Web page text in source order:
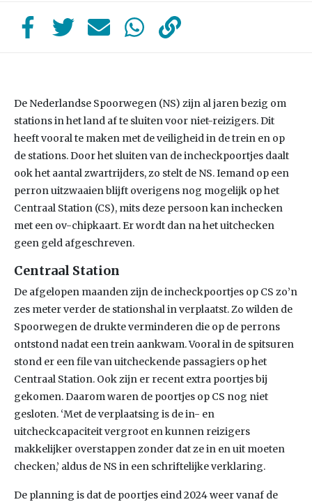
De Nederlandse Spoorwegen (NS) zijn al jaren bezig om
stations in het land af te sluiten voor niet-reizigers. Dit
heeft vooral te maken met de veiligheid in de trein en op
de stations. Door het sluiten van de incheckpoortjes daalt
ook het aantal zwartrijders, zo stelt de NS. Iemand op een
perron uitzwaaien blijft overigens nog mogelijk op het
Centraal Station (CS), mits deze persoon kan inchecken
met een ov-chipkaart. Er wordt dan na het uitchecken
geen geld afgeschreven.
Centraal Station
De afgelopen maanden zijn de incheckpoortjes op CS zo’n
zes meter verder de stationshal in verplaatst. Zo wilden de
Spoorwegen de drukte verminderen die op de perrons
ontstond nadat een trein aankwam. Vooral in de spitsuren
stond er een file van uitcheckende passagiers op het
Centraal Station. Ook zijn er recent extra poortjes bij
gekomen. Daarom waren de poortjes op CS nog niet
gesloten. ‘Met de verplaatsing is de in- en
uitcheckcapaciteit vergroot en kunnen reizigers
makkelijker overstappen zonder dat ze in en uit moeten
checken,’ aldus de NS in een schriftelijke verklaring.
De planning is dat de poortjes eind 2024 weer vanaf de